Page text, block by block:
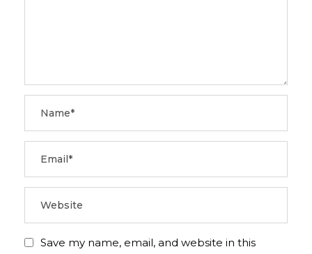
Save my name, email, and website in this